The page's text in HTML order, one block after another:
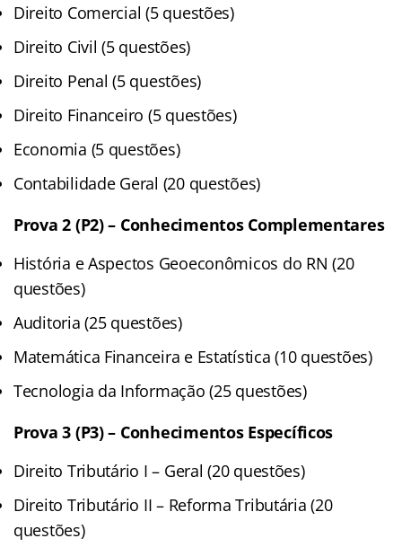
Direito Comercial (5 questões)
Direito Civil (5 questões)
Direito Penal (5 questões)
Direito Financeiro (5 questões)
Economia (5 questões)
Contabilidade Geral (20 questões)
Prova 2 (P2) – Conhecimentos Complementares
História e Aspectos Geoeconômicos do RN (20
questões)
Auditoria (25 questões)
Matemática Financeira e Estatística (10 questões)
Tecnologia da Informação (25 questões)
Prova 3 (P3) – Conhecimentos Específicos
Direito Tributário I – Geral (20 questões)
Direito Tributário II – Reforma Tributária (20
questões)